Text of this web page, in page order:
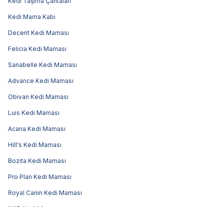
Kedi Mama Kabı
Decent Kedi Maması
Felicia Kedi Maması
Sanabelle Kedi Maması
Advance Kedi Maması
Obivan Kedi Maması
Luis Kedi Maması
Acana Kedi Maması
Hill's Kedi Maması
Bozita Kedi Maması
Pro Plan Kedi Maması
Royal Canin Kedi Maması